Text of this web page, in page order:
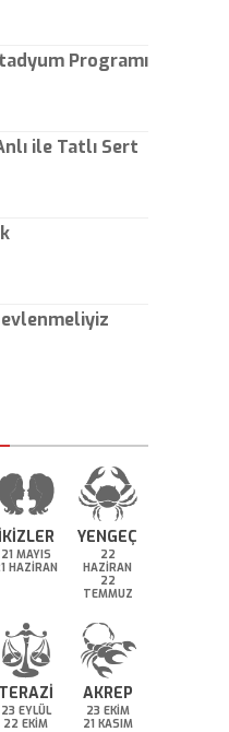
Programı
ile Tatlı Sert
evlenmeliyiz
İKİZLER
21 MAYIS
HAZİRAN
YENGEÇ
22
HAZİRAN
22
TEMMUZ
TERAZİ
23 EYLÜL
22 EKİM
AKREP
23 EKİM
21 KASIM